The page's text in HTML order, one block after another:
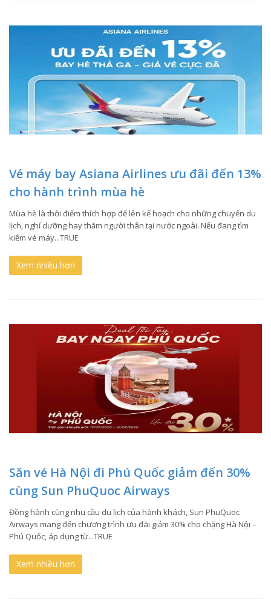
Vé máy bay Asiana Airlines ưu đãi đến 13%
cho hành trình mùa hè
Mùa hè là thời điểm thích hợp để lên kế hoạch cho những chuyến du
lịch, nghỉ dưỡng hay thăm người thân tại nước ngoài. Nếu đang tìm
kiếm vé máy...TRUE
Xem nhiều hơn
Săn vé Hà Nội đi Phú Quốc giảm đến 30%
cùng Sun PhuQuoc Airways
Đồng hành cùng nhu cầu du lịch của hành khách, Sun PhuQuoc
Airways mang đến chương trình ưu đãi giảm 30% cho chặng Hà Nội –
Phú Quốc, áp dụng từ...TRUE
Xem nhiều hơn